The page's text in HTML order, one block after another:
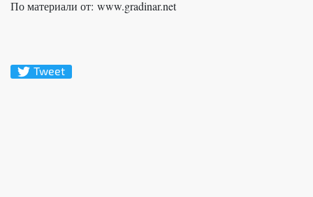
По материали от: www.gradinar.net
Tweet